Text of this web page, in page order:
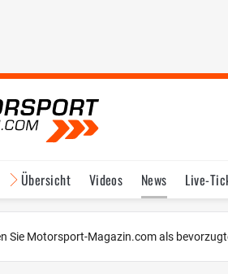
Übersicht Videos News Live-
Fahrer & Teams
Bilder Termine
Sie Motorsport-Magazin.com als